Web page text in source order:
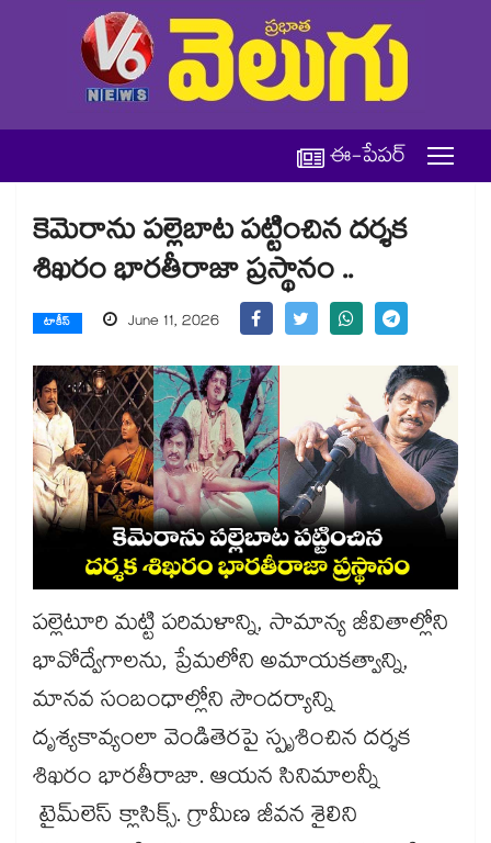
ఈ-పేపర్
కెమెరాను పల్లెబాట పట్టించిన దర్శక
శిఖరం భారతీరాజా ప్రస్థానం ..
టాకీస్ June 11, 2026
పల్లెటూరి మట్టి పరిమళాన్ని, సామాన్య జీవితాల్లోని
భావోద్వేగాలను, ప్రేమలోని అమాయకత్వాన్ని,
మానవ సంబంధాల్లోని సౌందర్యాన్ని
దృశ్యకావ్యంలా వెండితెరపై స్పృశించిన దర్శక
శిఖరం భారతీరాజా. ఆయన సినిమాలన్నీ
టైమ్‌‌‌‌లెస్‌‌‌‌ క్లాసిక్స్‌‌‌‌. గ్రామీణ జీవన శైలిని